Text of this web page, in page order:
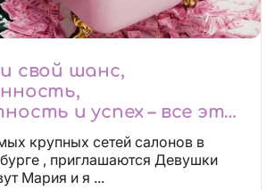
свой шанс,
и успех – все это
завтра, поспеши!
крупных сетей салонов в
, приглашаются Девушки
Мария и я ...